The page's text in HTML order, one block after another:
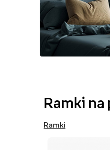
Ramki na
Ramki